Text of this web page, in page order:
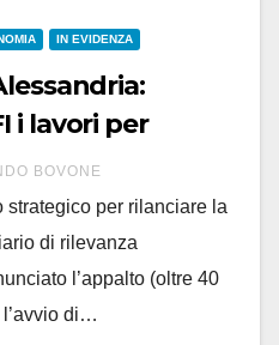
IN EVIDENZA
i lavori per
merci’
BOVONE
strategico per rilanciare la
di rilevanza
l’appalto (oltre 40
di…